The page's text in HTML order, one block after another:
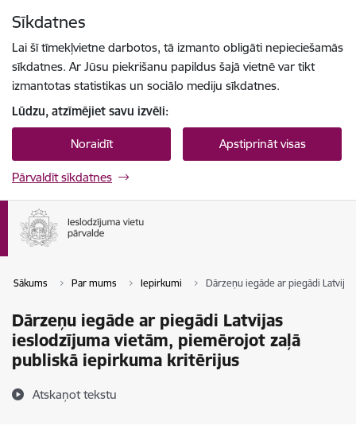
Sīkdatnes
Lai šī tīmekļvietne darbotos, tā izmanto obligāti nepieciešamās
sīkdatnes. Ar Jūsu piekrišanu papildus šajā vietnē var tikt
izmantotas statistikas un sociālo mediju sīkdatnes.
Lūdzu, atzīmējiet savu izvēli:
Noraidīt Apstiprināt visas
Pārvaldīt sīkdatnes
Sākums Par mums Iepirkumi Dārzeņu iegāde ar piegādi
Dārzeņu iegāde ar piegādi Latvijas
ieslodzījuma vietām, piemērojot zaļā
publiskā iepirkuma kritērijus
Atskaņot tekstu